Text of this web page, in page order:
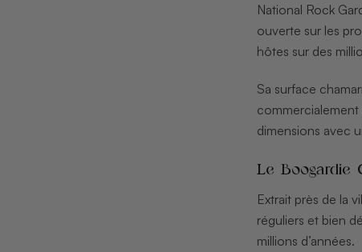
National Rock
ouverte sur les
hôtes sur des
Sa surface
dimensions avec
Le Boogardie
Extrait près de la
réguliers et bien
millions d’années.